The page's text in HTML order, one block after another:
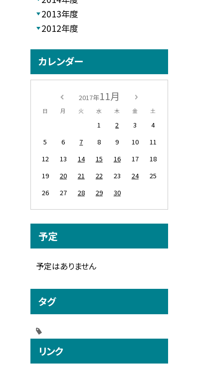
2013年度
2012年度
カレンダー
2017年11月
日 月 火 水 木 金 土
1 2 3
4
5
6 7 8 9 10
11
12
13 14 15 16 17
18
19
20 21 22 23 24
25
26
27 28 29 30
予定
予定はありません
タグ
リンク